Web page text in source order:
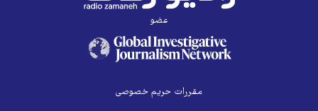
عضو
مقررات حریم خصوصی